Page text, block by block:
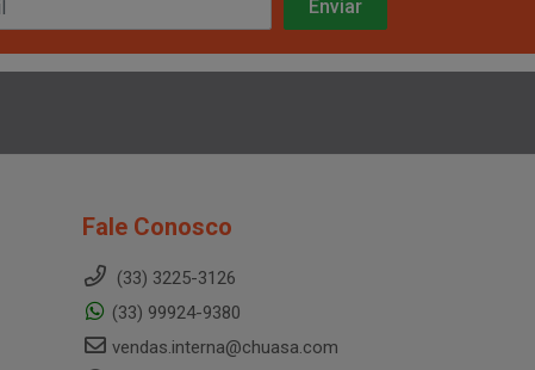
Fale Conosco
(33) 3225-3126
(33) 99924-9380
vendas.interna@chuasa.com